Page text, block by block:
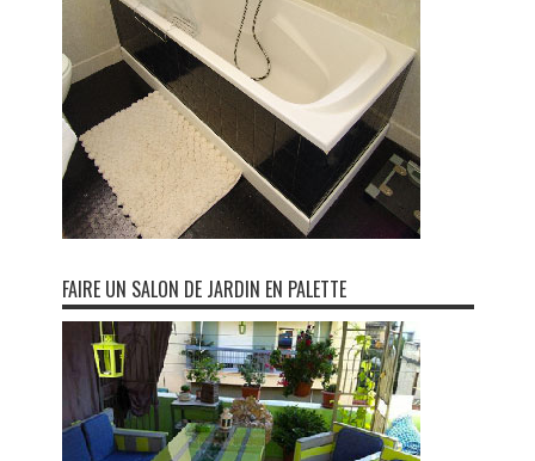
FAIRE UN SALON DE JARDIN EN PALETTE